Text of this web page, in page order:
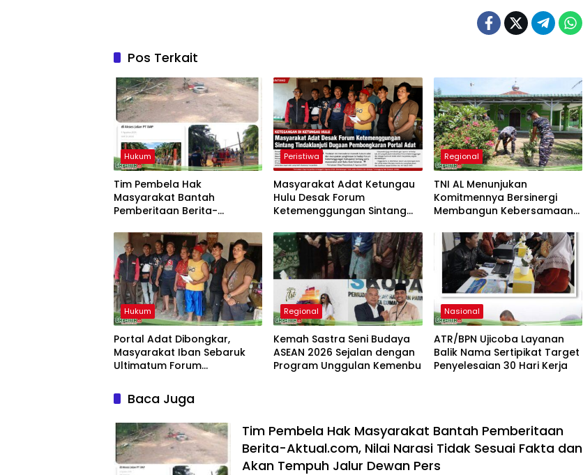
Pos Terkait
Hukum
Tim Pembela Hak
Masyarakat Bantah
Pemberitaan Berita-
Tidak Sesuai Fakta dan Akan
Tempuh Jalur Dewan Pers
Peristiwa
Masyarakat Adat Ketungau
Hulu Desak Forum
Ketemenggungan Sintang
Pembongkaran Portal Adat
Regional
TNI AL Menunjukan
Komitmennya Bersinergi
Membangun Kebersamaan
Limau Manis
Hukum
Portal Adat Dibongkar,
Masyarakat Iban Sebaruk
Ultimatum Forum
“Jangan Biarkan Hukum
Adat Dilecehkan”
Regional
Kemah Sastra Seni Budaya
ASEAN 2026 Sejalan dengan
Program Unggulan Kemenbu
Nasional
ATR/BPN Ujicoba Layanan
Balik Nama Sertipikat Target
Penyelesaian 30 Hari Kerja
Baca Juga
Tim Pembela Hak Masyarakat Bantah Pemberitaan
Berita-Aktual.com, Nilai Narasi Tidak Sesuai Fakta dan
Akan Tempuh Jalur Dewan Pers